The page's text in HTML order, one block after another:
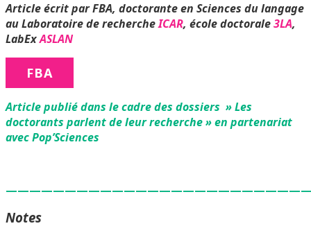
Article écrit par FBA, doctorante en Sciences du langage
au Laboratoire de rechercheICAR, école doctorale3LA,
LabExASLAN
FBA
Article publié dans le cadre des dossiers » Les
doctorants parlent de leur recherche » en partenariat
avec Pop’Sciences
Notes